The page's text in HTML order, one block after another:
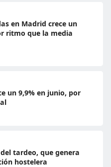
en Madrid crece un
ritmo que la media
un 9,9% en junio, por
tardeo, que genera
hostelera